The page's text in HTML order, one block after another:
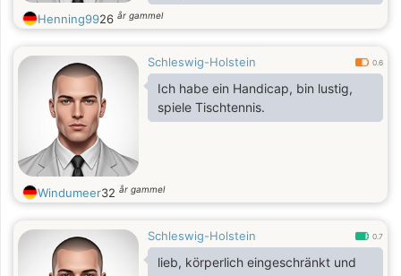
Was tolles zu unternehmen und
ausgehen würde ich gerne mit dir.
nichts muss
Henning9926 år gammel
Schleswig-Holstein 0.6
Ich habe ein Handicap, bin lustig,
spiele Tischtennis.
Windumeer32 år gammel
Schleswig-Holstein 0.7
lieb, körperlich eingeschränkt und